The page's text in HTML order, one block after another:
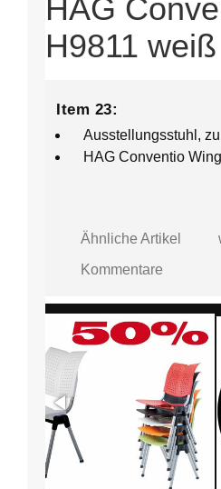
HAG
H9811 weiß
Item 23:
Ausstellungsstuhl,
HAG Conventio
Ähnliche Artikel
Kommentare